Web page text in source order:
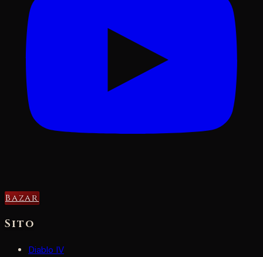
Bazar
Sito
Diablo IV